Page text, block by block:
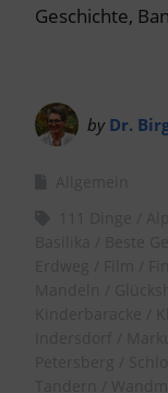
Geschichte,
by Dr.